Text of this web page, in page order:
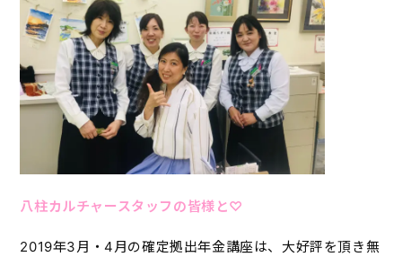
八柱カルチャースタッフの皆様と♡
2019年3月・4月の確定拠出年金講座は、大好評を頂き無